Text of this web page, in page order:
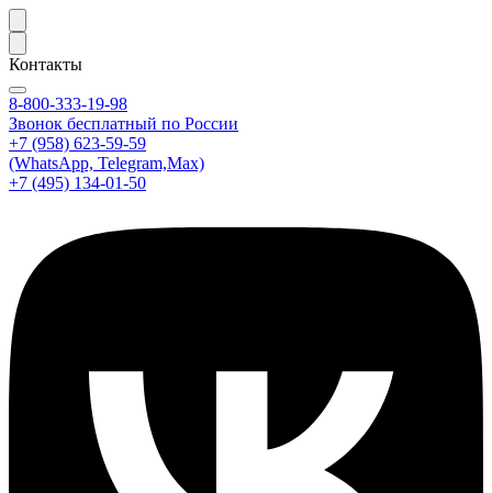
Контакты
8-800-333-19-98
Звонок бесплатный по России
+7 (958) 623-59-59
(WhatsApp, Telegram,Max)
+7 (495) 134-01-50